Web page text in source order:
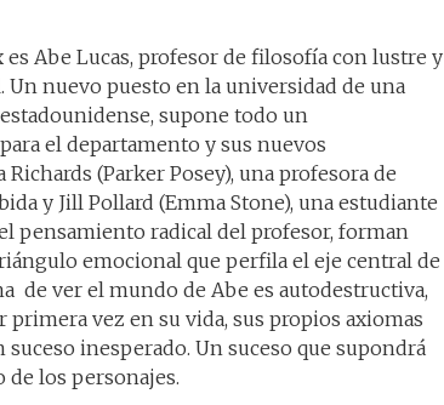
es Abe Lucas, profesor de filosofía con lustre y
Un nuevo puesto en la universidad de una
supone todo un
el departamento y sus nuevos
(Parker Posey), una profesora de
y Jill Pollard (Emma Stone), una estudiante
pensamiento radical del profesor, forman
emocional que perfila el eje central de
de ver el mundo de Abe es autodestructiva,
primera vez en su vida, sus propios axiomas
inesperado. Un suceso que supondrá
de los personajes.